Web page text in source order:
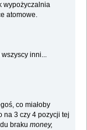
wypożyczalnia
atomowe.
inni...
co miałoby
na 3 czy 4 pozycji tej
brakumoney,